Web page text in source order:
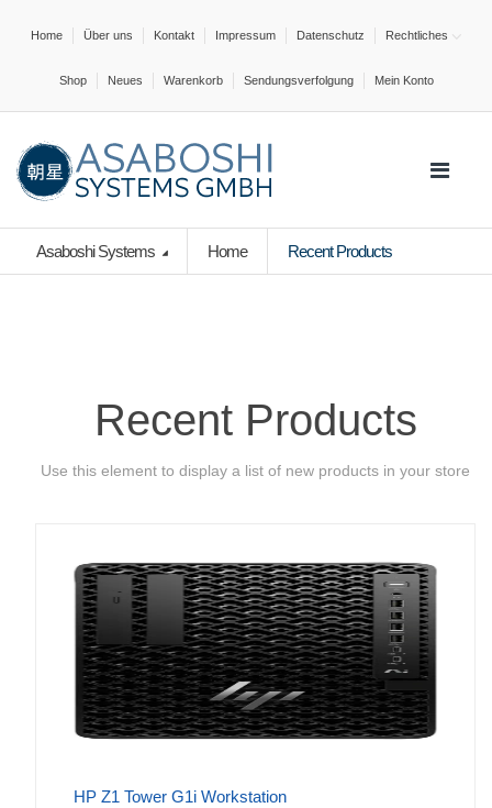
Home Über uns Kontakt Impressum Datenschutz Rechtliches
Shop Neues Warenkorb Sendungsverfolgung Mein Konto
Asaboshi Systems Home Recent Products
Recent Products
Use this element to display a list of new products in your store
HP Z1 Tower G1i Workstation